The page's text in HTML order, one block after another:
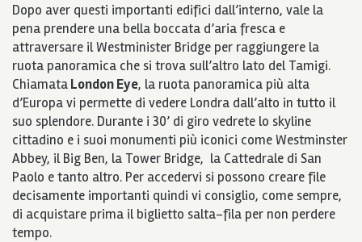
Dopo aver questi importanti edifici dall’interno, vale la
pena prendere una bella boccata d’aria fresca e
attraversare il Westminister Bridge per raggiungere la
ruota panoramica che si trova sull’altro lato del Tamigi.
ChiamataLondon Eye, la ruota panoramica più alta
d’Europa vi permette di vedere Londra dall’alto in tutto il
suo splendore. Durante i 30’ di giro vedrete lo skyline
cittadino e i suoi monumenti più iconici come Westminster
Abbey, il Big Ben, la Tower Bridge, la Cattedrale di San
Paolo e tanto altro. Per accedervi si possono creare file
decisamente importanti quindi vi consiglio, come sempre,
di acquistare prima il biglietto salta-fila per non perdere
tempo.